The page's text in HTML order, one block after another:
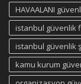
HAVAALANI
istanbul güvenlik
istanbul güvenlik
kamu kurum